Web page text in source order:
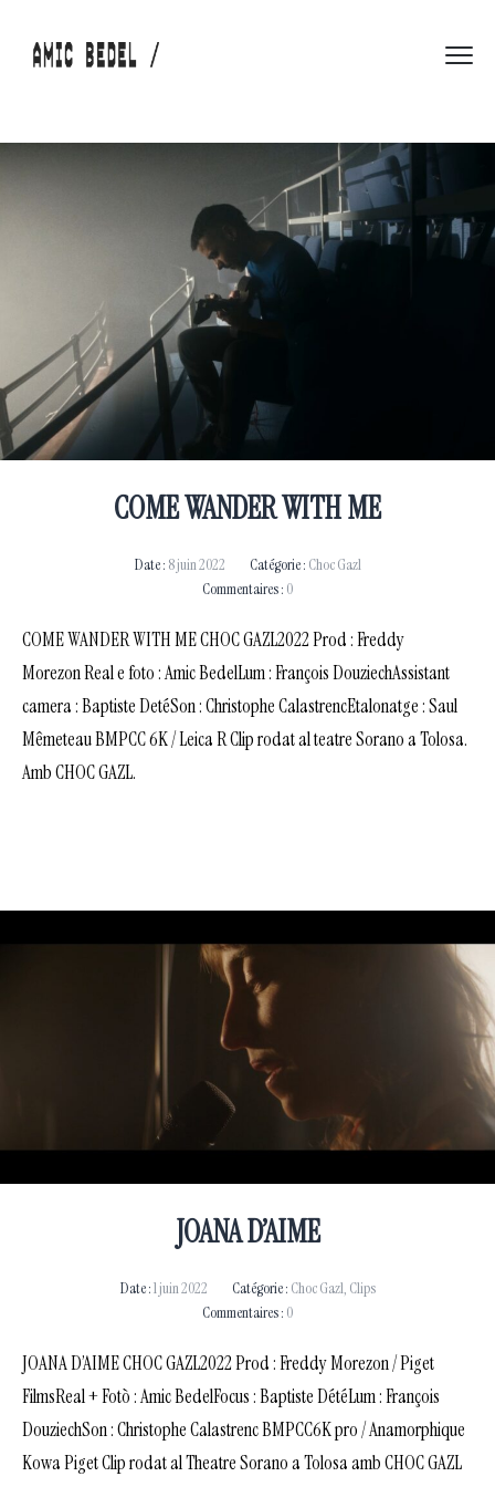
COME WANDER WITH ME
Date : 8 juin 2022 Catégorie : Choc Gazl
Commentaires : 0
COME WANDER WITH ME CHOC GAZL2022 Prod : Freddy
Morezon Real e foto : Amic BedelLum : François DouziechAssistant
camera : Baptiste DetéSon : Christophe CalastrencEtalonatge : Saul
Mêmeteau BMPCC 6K / Leica R Clip rodat al teatre Sorano a Tolosa.
Amb CHOC GAZL.
JOANA D’AIME
Date :1 juin 2022 Catégorie : Choc Gazl, Clips
Commentaires : 0
JOANA D’AIME CHOC GAZL2022 Prod : Freddy Morezon / Piget
FilmsReal + Fotò : Amic BedelFocus : Baptiste DétéLum : François
DouziechSon : Christophe Calastrenc BMPCC6K pro / Anamorphique
Kowa Piget Clip rodat al Theatre Sorano a Tolosa amb CHOC GAZL